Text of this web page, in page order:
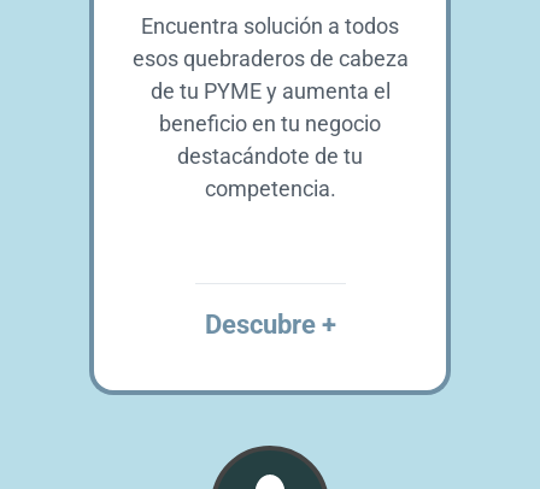
Encuentra solución a todos
esos quebraderos de cabeza
de tu PYME y aumenta el
beneficio en tu negocio
destacándote de tu
competencia.
Descubre +